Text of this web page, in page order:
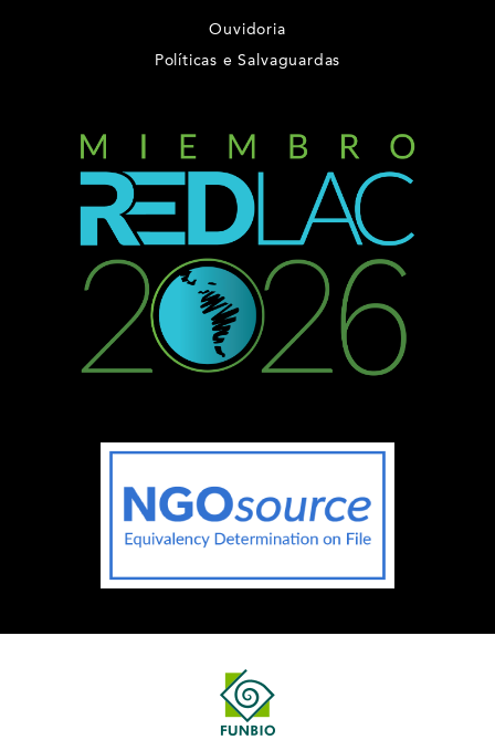
Ouvidoria
Políticas e Salvaguardas